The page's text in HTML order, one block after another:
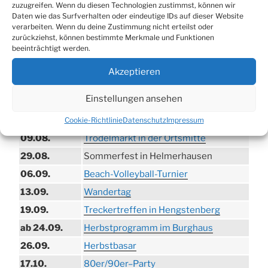
zuzugreifen. Wenn du diesen Technologien zustimmst, können wir
Daten wie das Surfverhalten oder eindeutige IDs auf dieser Website
verarbeiten. Wenn du deine Zustimmung nicht erteilst oder
zurückziehst, können bestimmte Merkmale und Funktionen
beeinträchtigt werden.
Akzeptieren
Einstellungen ansehen
Cookie-RichtlinieDatenschutzImpressum
Biergarten-Wochenenden der Erzquell
Brauerei
09.08.
Trödelmarkt in der Ortsmitte
29.08.
Sommerfest in Helmerhausen
06.09.
Beach-Volleyball-Turnier
13.09.
Wandertag
19.09.
Treckertreffen in Hengstenberg
ab 24.09.
Herbstprogramm im Burghaus
26.09.
Herbstbasar
17.10.
80er/90er–Party